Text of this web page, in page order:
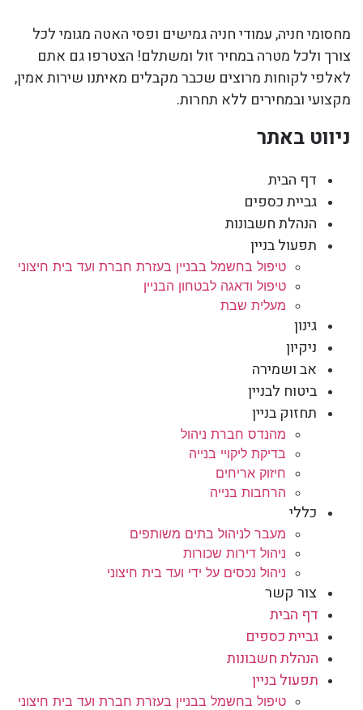
מחסומי חניה, עמודי חניה גמישים ופסי האטה מגומי לכל
צורך ולכל מטרה במחיר זול ומשתלם! הצטרפו גם אתם
לאלפי לקוחות מרוצים שכבר מקבלים מאיתנו שירות אמין,
מקצועי ובמחירים ללא תחרות.
ניווט באתר
דף הבית
גביית כספים
הנהלת חשבונות
תפעול בניין
טיפול בחשמל בבניין בעזרת חברת ועד בית חיצוני
טיפול ודאגה לבטחון הבניין
מעלית שבת
גינון
ניקיון
אב ושמירה
ביטוח לבניין
תחזוק בניין
מהנדס חברת ניהול
בדיקת ליקויי בנייה
חיזוק אריחים
הרחבות בנייה
כללי
מעבר לניהול בתים משותפים
ניהול דירות שכורות
ניהול נכסים על ידי ועד בית חיצוני
צור קשר
דף הבית
גביית כספים
הנהלת חשבונות
תפעול בניין
טיפול בחשמל בבניין בעזרת חברת ועד בית חיצוני